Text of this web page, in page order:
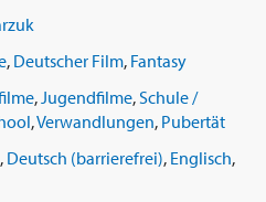
, Deutscher Film, Fantasy
, Jugendfilme, Schule /
,Verwandlungen, Pubertät
, Deutsch (barrierefrei), Englisch,